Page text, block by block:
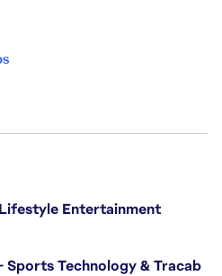
Entertainment
Sports Technology & Tracab